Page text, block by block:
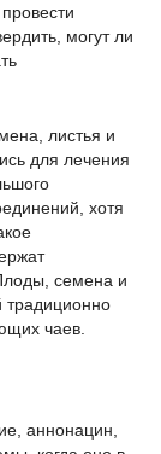
могут ли
листья и
для лечения
хотя
семена и
традиционно
чаев.
аннонацин,